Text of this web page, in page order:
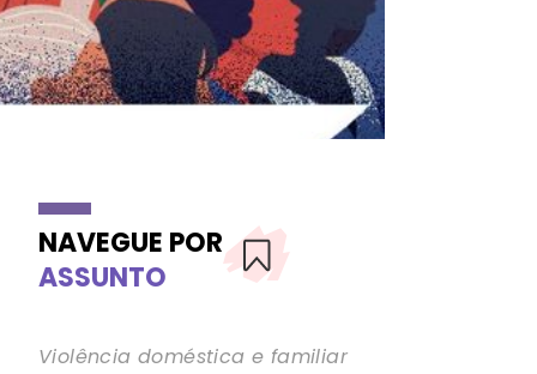
NAVEGUE POR
ASSUNTO
Violência doméstica e familiar